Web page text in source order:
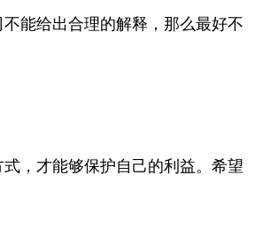
能给出合理的解释，那么最好不
，才能够保护自己的利益。希望